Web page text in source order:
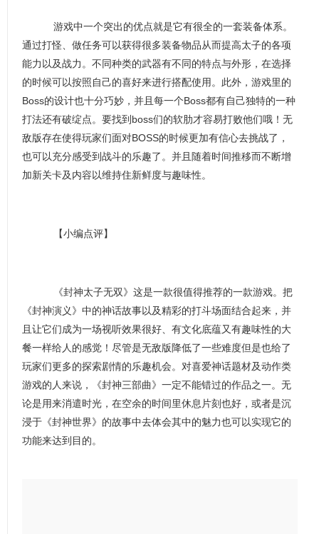
游戏中一个突出的优点就是它有很全的一套装备体系。
通过打怪、做任务可以获得很多装备物品从而提高太子的各项
能力以及战力。不同种类的武器有不同的特点与外形，在选择
的时候可以按照自己的喜好来进行搭配使用。此外，游戏里的
Boss的设计也十分巧妙，并且每一个Boss都有自己独特的一种
打法还有破绽点。要找到boss们的软肋才容易打败他们哦！无
敌版存在使得玩家们面对BOSS的时候更加有信心去挑战了，
也可以充分感受到战斗的乐趣了。并且随着时间推移而不断增
加新关卡及内容以维持住新鲜度与趣味性。
【小编点评】
《封神太子无双》这是一款很值得推荐的一款游戏。把
《封神演义》中的神话故事以及精彩的打斗场面结合起来，并
且让它们成为一场视听效果很好、有文化底蕴又有趣味性的大
餐一样给人的感觉！尽管是无敌版降低了一些难度但是也给了
玩家们更多的探索剧情的乐趣机会。对喜爱神话题材及动作类
游戏的人来说，《封神三部曲》一定不能错过的作品之一。无
论是用来消遣时光，在空余的时间里休息片刻也好，或者是沉
浸于《封神世界》的故事中去体会其中的魅力也可以实现它的
功能来达到目的。